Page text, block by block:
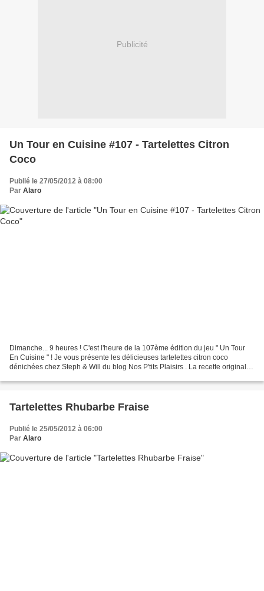
Publicité
Un Tour en Cuisine #107 - Tartelettes Citron
Coco
Publié le 27/05/2012 à 08:00
Par Alaro
Dimanche... 9 heures ! C'est l'heure de la 107ème édition du jeu " Un Tour
En Cuisine " ! Je vous présente les délicieuses tartelettes citron coco
dénichées chez Steph & Will du blog Nos P'tits Plaisirs . La recette originale
Tartelettes Rhubarbe Fraise
Publié le 25/05/2012 à 06:00
Par Alaro